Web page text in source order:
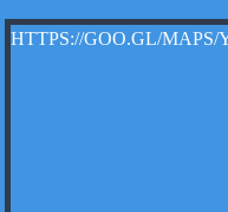
HTTPS://GOO.GL/